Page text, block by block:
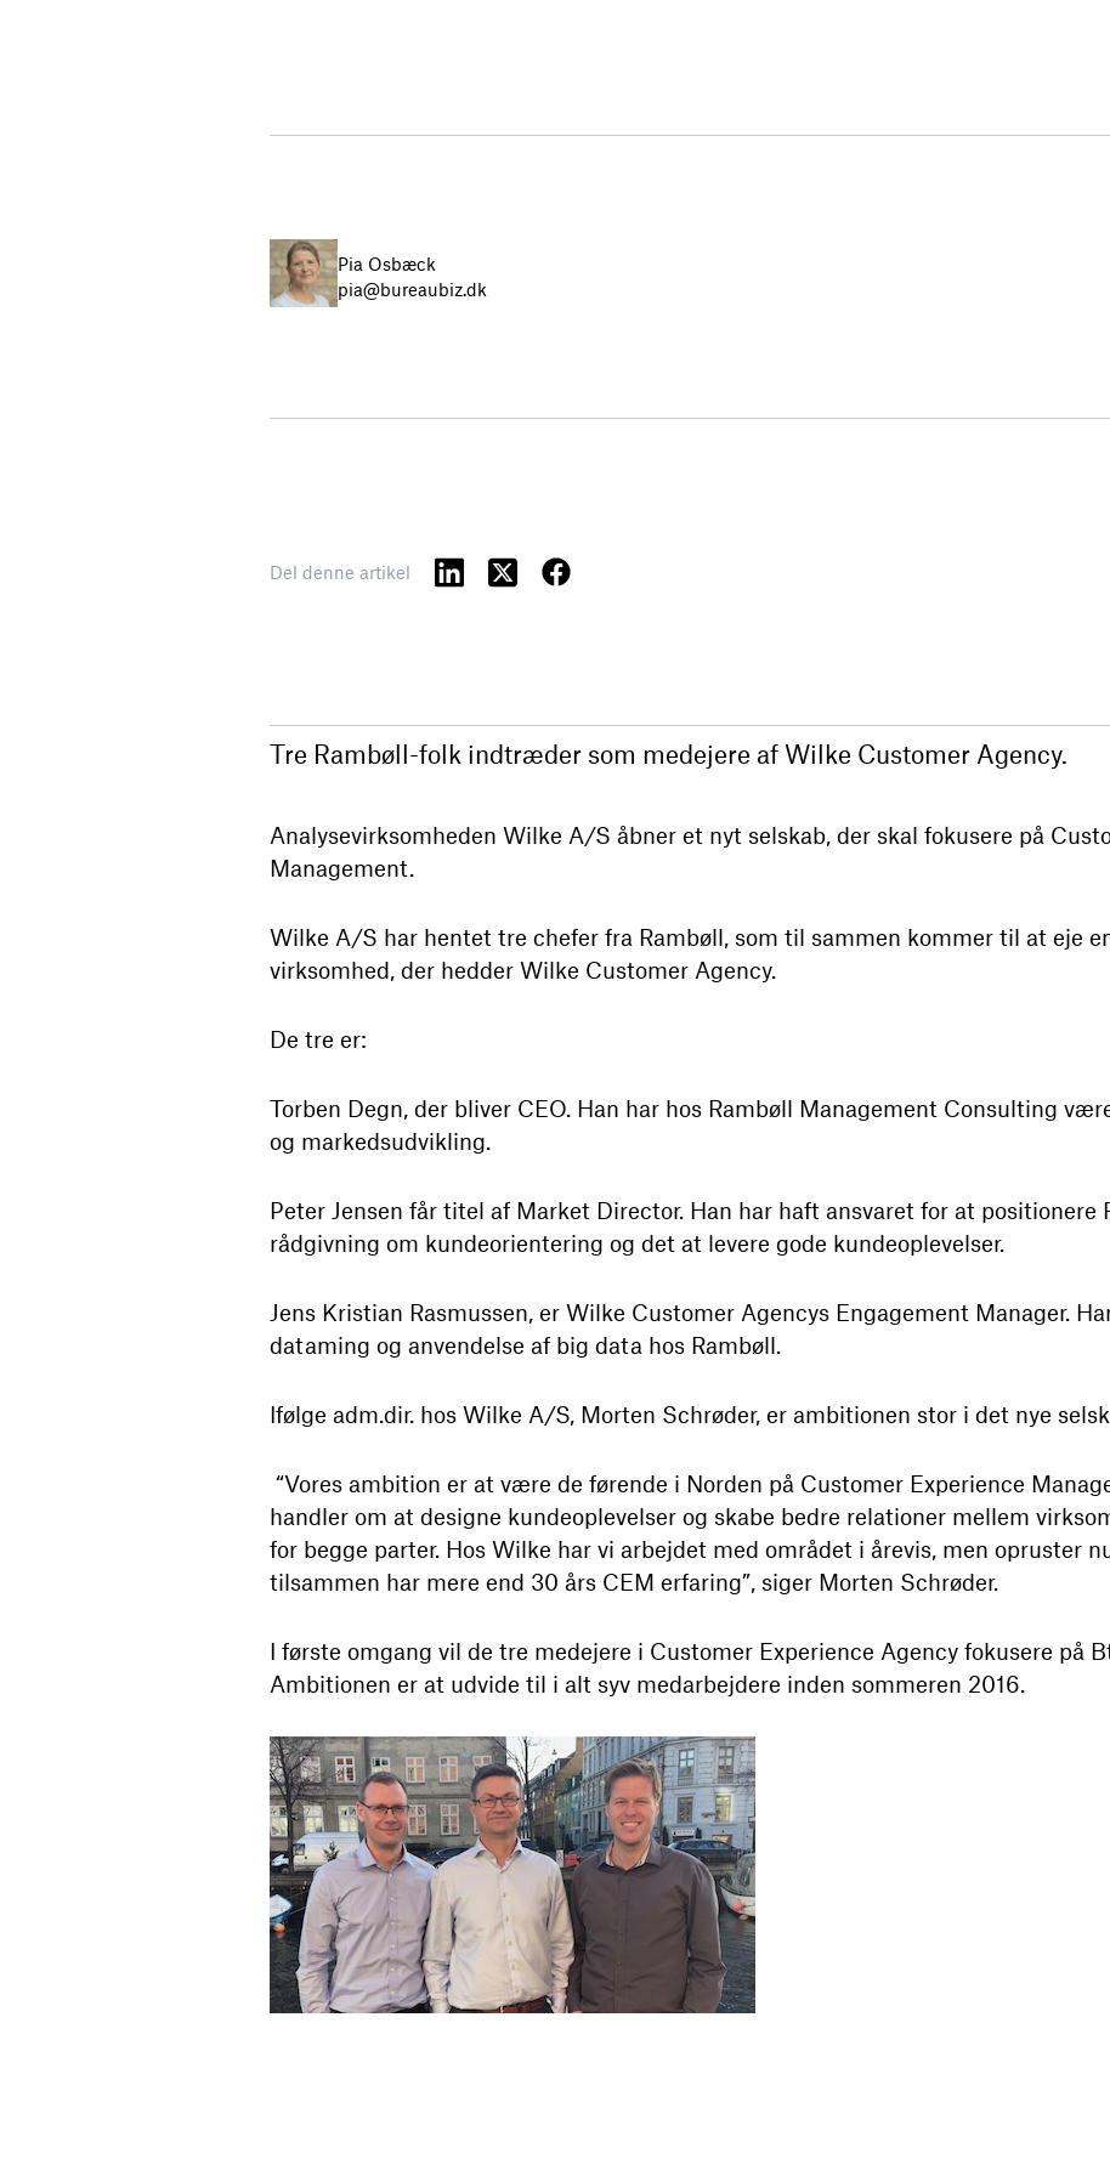
Pia Osbæck
pia@bureaubiz.dk
Del denne artikel
Tre Rambøll-folk indtræder som medejere af Wilke Customer Agency.
Analysevirksomheden Wilke A/S åbner et nyt selskab, der skal fokusere på
Management.
Wilke A/S har hentet tre chefer fra Rambøll, som til sammen kommer til at eje
virksomhed, der hedder Wilke Customer Agency.
De tre er:
Torben Degn, der bliver CEO. Han har hos Rambøll Management Consulting
og markedsudvikling.
Peter Jensen får titel af Market Director. Han har haft ansvaret for at positionere
rådgivning om kundeorientering og det at levere gode kundeoplevelser.
Jens Kristian Rasmussen, er Wilke Customer Agencys Engagement Manager.
dataming og anvendelse af big data hos Rambøll.
Ifølge adm.dir. hos Wilke A/S, Morten Schrøder, er ambitionen stor i det nye
“Vores ambition er at være de førende i Norden på Customer Experience
handler om at designe kundeoplevelser og skabe bedre relationer mellem
for begge parter. Hos Wilke har vi arbejdet med området i årevis, men opruster
tilsammen har mere end 30 års CEM erfaring”, siger Morten Schrøder.
I første omgang vil de tre medejere i Customer Experience Agency fokusere på
Ambitionen er at udvide til i alt syv medarbejdere inden sommeren 2016.